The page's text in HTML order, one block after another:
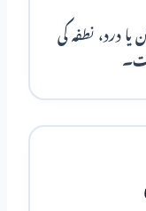
یا درد، نطفہ کی